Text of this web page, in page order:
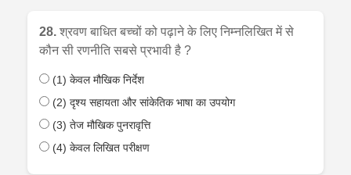
28. श्रवण बाधित बच्चों को पढ़ाने के लिए निम्नलिखित में से
कौन सी रणनीति सबसे प्रभावी है ?
(1) केवल मौखिक निर्देश
(2) दृश्य सहायता और सांकेतिक भाषा का उपयोग
(3) तेज मौखिक पुनरावृत्ति
(4) केवल लिखित परीक्षण